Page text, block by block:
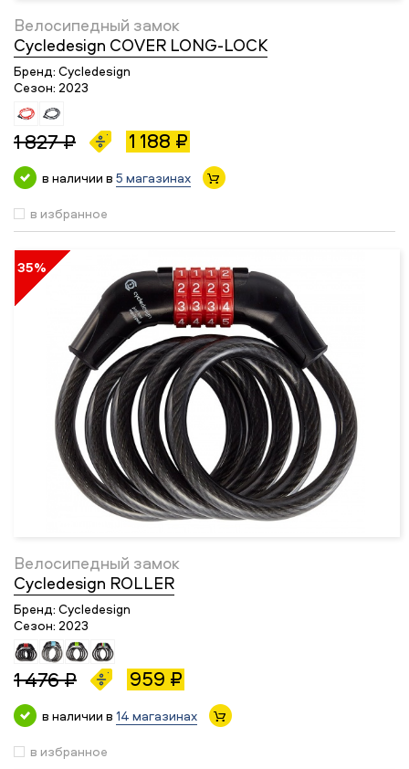
Велосипедный замок
Cycledesign COVER LONG-LOCK
Бренд: Cycledesign
Сезон: 2023
1 827 ₽ 1 188 ₽
в наличии в 5 магазинах
в избранное
35%
Велосипедный замок
Cycledesign ROLLER
Бренд: Cycledesign
Сезон: 2023
1 476 ₽ 959 ₽
в наличии в 14 магазинах
в избранное